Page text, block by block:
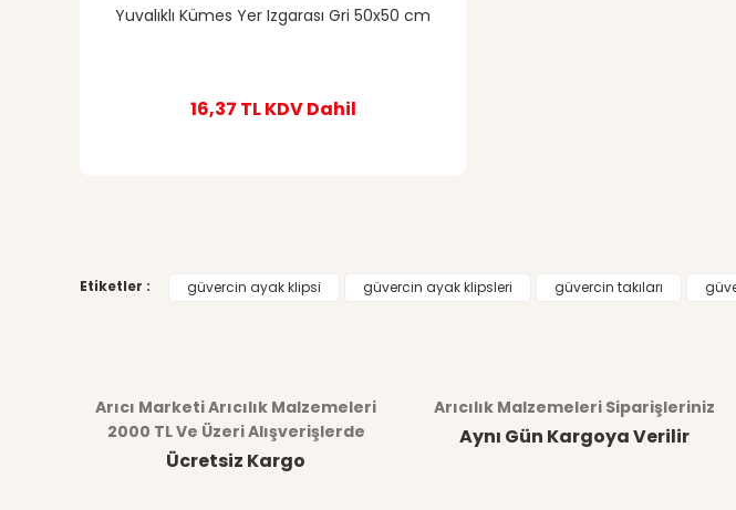
Yuvalıklı Kümes Yer Izgarası Gri 50x50 cm
16,37 TLKDV Dahil
Etiketler : güvercin ayak klipsi güvercin ayak klipsleri güvercin takıları
Arıcı Marketi Arıcılık Malzemeleri
2000 TL Ve Üzeri Alışverişlerde
Ücretsiz Kargo
Arıcılık Malzemeleri Siparişleriniz
Aynı Gün Kargoya Verilir